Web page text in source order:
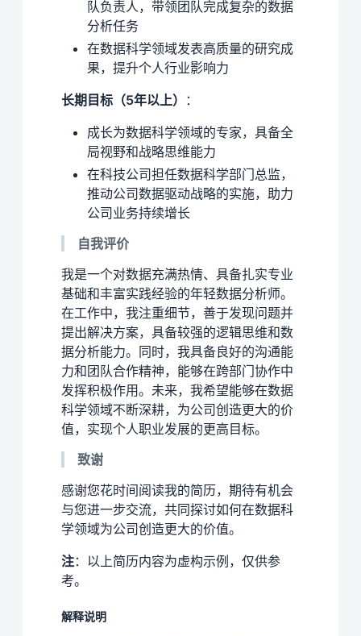
队负责人，带领团队完成复杂的数据
分析任务
在数据科学领域发表高质量的研究成
果，提升个人行业影响力
长期目标（5年以上）
：
成长为数据科学领域的专家，具备全
局视野和战略思维能力
在科技公司担任数据科学部门总监，
推动公司数据驱动战略的实施，助力
公司业务持续增长
自我评价
我是一个对数据充满热情、具备扎实专业
基础和丰富实践经验的年轻数据分析师。
在工作中，我注重细节，善于发现问题并
提出解决方案，具备较强的逻辑思维和数
据分析能力。同时，我具备良好的沟通能
力和团队合作精神，能够在跨部门协作中
发挥积极作用。未来，我希望能够在数据
科学领域不断深耕，为公司创造更大的价
值，实现个人职业发展的更高目标。
致谢
感谢您花时间阅读我的简历，期待有机会
与您进一步交流，共同探讨如何在数据科
学领域为公司创造更大的价值。
注：以上简历内容为虚构示例，仅供参
考。
解释说明